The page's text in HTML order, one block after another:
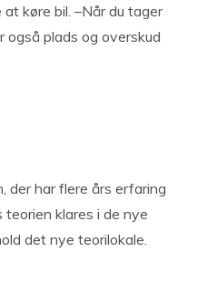
køre bil. –Når du tager
plads og overskud
der har flere års erfaring
klares i de nye
det nye teorilokale.